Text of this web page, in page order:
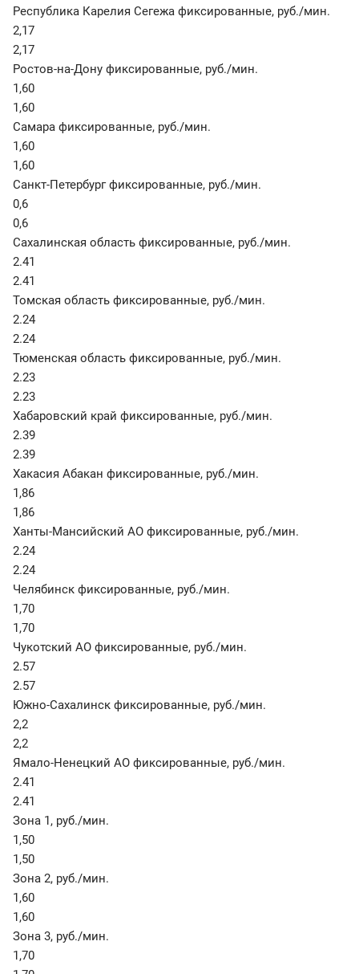
Республика Карелия Сегежа фиксированные, руб./мин.
2,17
2,17
Ростов-на-Дону фиксированные, руб./мин.
1,60
1,60
Самара фиксированные, руб./мин.
1,60
1,60
Санкт-Петербург фиксированные, руб./мин.
0,6
0,6
Сахалинская область фиксированные, руб./мин.
2.41
2.41
Томская область фиксированные, руб./мин.
2.24
2.24
Тюменская область фиксированные, руб./мин.
2.23
2.23
Хабаровский край фиксированные, руб./мин.
2.39
2.39
Хакасия Абакан фиксированные, руб./мин.
1,86
1,86
Ханты-Мансийский АО фиксированные, руб./мин.
2.24
2.24
Челябинск фиксированные, руб./мин.
1,70
1,70
Чукотский АО фиксированные, руб./мин.
2.57
2.57
Южно-Сахалинск фиксированные, руб./мин.
2,2
2,2
Ямало-Ненецкий АО фиксированные, руб./мин.
2.41
2.41
Зона 1, руб./мин.
1,50
1,50
Зона 2, руб./мин.
1,60
1,60
Зона 3, руб./мин.
1,70